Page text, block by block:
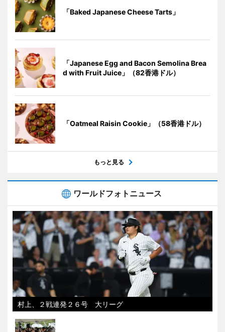
「Baked Japanese Cheese Tarts」
「Japanese Egg and Bacon Semolina Brea
d with Fruit Juice」（82香港ドル）
「Oatmeal Raisin Cookie」（58香港ドル）
もっと見る
ワールドフォトニュース
村上、２戦連発２６号 大リーグ